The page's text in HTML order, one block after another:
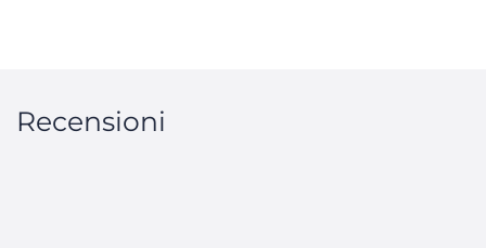
Recensioni